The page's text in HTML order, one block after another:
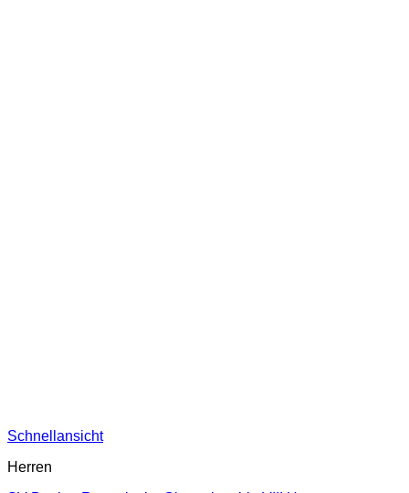
Schnellansicht
Herren